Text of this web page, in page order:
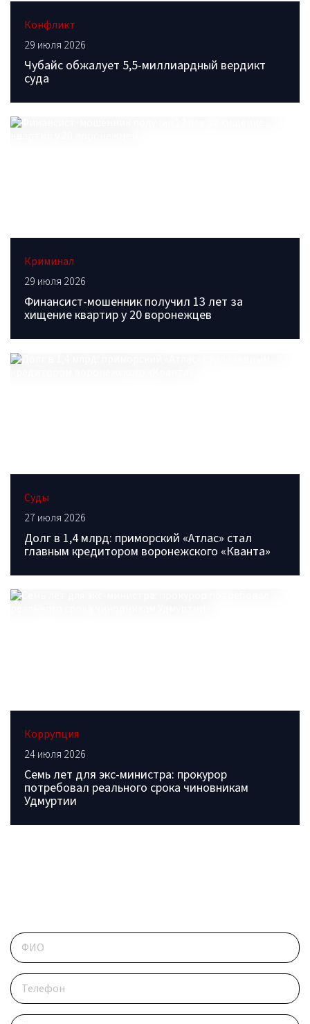
Конфликт
29 июля 2026
Чубайс обжалует 5,5-миллиардный вердикт
суда
Криминал
29 июля 2026
Финансист-мошенник получил 13 лет за
хищение квартир у 20 воронежцев
Суды
27 июля 2026
Долг в 1,4 млрд: приморский «Атлас» стал
главным кредитором воронежского «Кванта»
Коррупция
24 июля 2026
Семь лет для экс-министра: прокурор
потребовал реального срока чиновникам
Удмуртии